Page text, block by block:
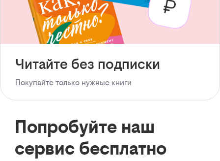
Читайте без подписки
Покупайте только нужные книги
Попробуйте наш
сервис бесплатно